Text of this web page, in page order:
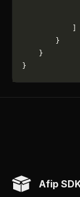
        }
    }
}
Afip